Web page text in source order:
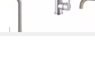
- in 3-4 Werktagen bei dir